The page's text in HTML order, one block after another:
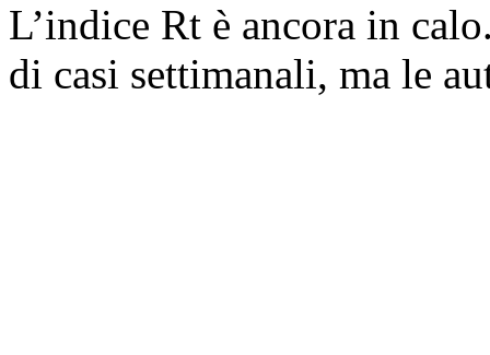
L’indice Rt è ancora in
di casi settimanali, ma le